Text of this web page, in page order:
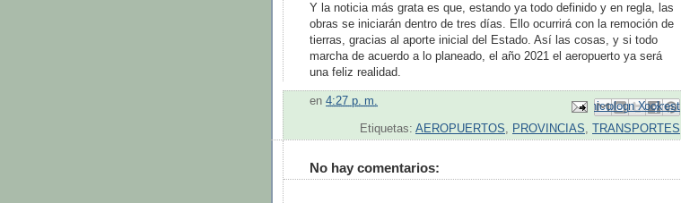
Y la noticia más grata es que, estando ya todo definido y en regla, las
obras se iniciarán dentro de tres días. Ello ocurrirá con la remoción de
tierras, gracias al aporte inicial del Estado. Así las cosas, y si todo
marcha de acuerdo a lo planeado, el año 2021 el aeropuerto ya será
una feliz realidad.
en 4:27 p. m. Enviar por correo electrónico
Escribe un blog
Compartir en X
Compartir con Facebook
Compartir en Pinterest
Etiquetas: AEROPUERTOS, PROVINCIAS, TRANSPORTES
No hay comentarios: